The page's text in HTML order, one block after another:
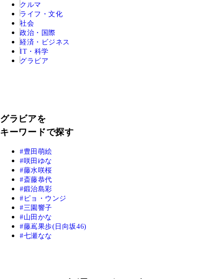
クルマ
ライフ・文化
社会
政治・国際
経済・ビジネス
IT・科学
グラビア
グラビアを
キーワードで探す
豊田萌絵
咲田ゆな
藤水咲桜
斎藤恭代
鍛治島彩
ピョ・ウンジ
三園響子
山田かな
藤嶌果歩(日向坂46)
七瀬なな